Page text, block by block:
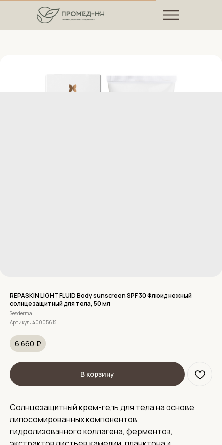
REPASKIN LIGHT FLUID Body sunscreen SPF 30 Флюид нежный
солнцезащитный для тела, 50 мл
Sesderma
Артикул: 40005612
6 660 ₽
В корзину
Солнцезащитный крем-гель для тела на основе
липосомированных компонентов,
гидролизованного коллагена, ферментов,